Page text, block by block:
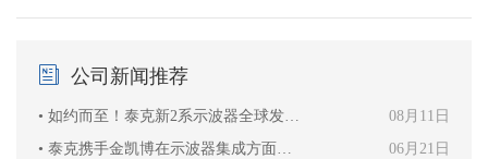
公司新闻推荐
• 如约而至！泰克新2系示波器全球发布，打造个人测试终端新概念！
08月11日
• 泰克携手金凯博在示波器集成方面实现重大突破
06月21日